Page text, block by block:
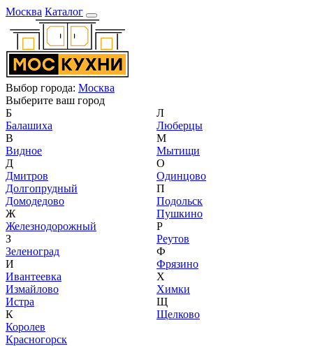
Москва Каталог
Выбор города: Москва
Выберите ваш город
Б
Балашиха
В
Видное
Д
Дмитров
Долгопрудный
Домодедово
Ж
Железнодорожный
З
Зеленоград
И
Ивантеевка
Измайлово
Истра
К
Королев
Красногорск
Л
Люберцы
М
Мытищи
О
Одинцово
П
Подольск
Пушкино
Р
Реутов
Ф
Фрязино
Х
Химки
Щ
Щелково